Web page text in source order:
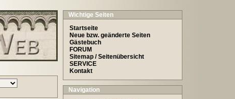
Wichtige Seiten
Startseite
Neue bzw. geänderte Seiten
Gästebuch
FORUM
Sitemap / Seitenübersicht
SERVICE
Kontakt
Navigation